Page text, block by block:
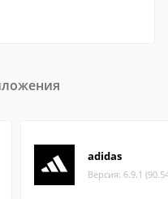
adidas
Версия: 6.9.1